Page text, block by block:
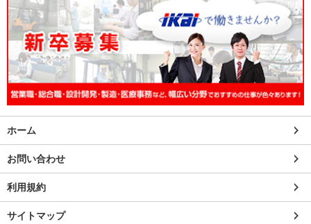
ホーム
お問い合わせ
利用規約
サイトマップ